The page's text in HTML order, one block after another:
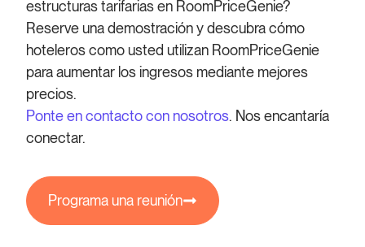
estructuras tarifarias en RoomPriceGenie?
Reserve una demostración y descubra cómo
hoteleros como usted utilizan RoomPriceGenie
para aumentar los ingresos mediante mejores
precios.
Ponte en contacto con nosotros. Nos encantaría
conectar.
Programa una reunión